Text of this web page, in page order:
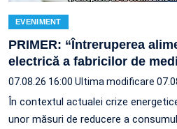
EVENIMENT
PRIMER: “Întreruperea
electrică a fabricilor de
07.08.26 16:00 Ultima modificare
În contextul actualei crize
unor măsuri de reducere a